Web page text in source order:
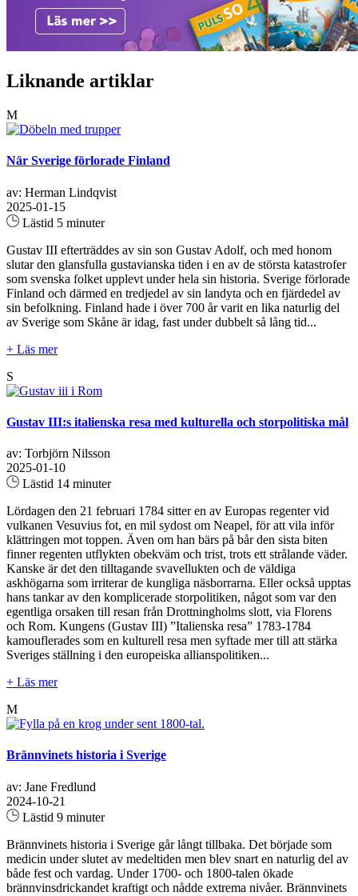
Liknande artiklar
M
När Sverige förlorade Finland
av: Herman Lindqvist
2025-01-15
Lästid 5 minuter
Gustav III efterträddes av sin son Gustav Adolf, och med honom
slutar den glansfulla gustavianska tiden i en av de största katastrofer
som svenska folket upplevt under hela sin historia. Sverige förlorade
Finland och därmed en tredjedel av sin landyta och en fjärdedel av
sin befolkning. Finland hade i över 700 år varit en lika naturlig del
av Sverige som Skåne är idag, fast under dubbelt så lång tid...
+ Läs mer
S
Gustav III:s italienska resa med kulturella och storpolitiska mål
av: Torbjörn Nilsson
2025-01-10
Lästid 14 minuter
Lördagen den 21 februari 1784 sitter en av Europas regenter vid
vulkanen Vesuvius fot, en mil sydost om Neapel, för att vila inför
klättringen mot toppen. Även om han bärs på bår den sista biten
finner regenten utflykten obekväm och trist, trots ett strålande väder.
Kanske är det den tilltagande svavellukten och de väldiga
askhögarna som irriterar de kungliga näsborrarna. Eller också upptas
hans tankar av den komplicerade storpolitiken, något som var den
egentliga orsaken till resan från Drottningholms slott, via Florens
och Rom. Kungens (Gustav III) ”Italienska resa” 1783-1784
kamouflerades som en kulturell resa men syftade mer till att stärka
Sveriges ställning i den europeiska allianspolitiken...
+ Läs mer
M
Brännvinets historia i Sverige
av: Jane Fredlund
2024-10-21
Lästid 9 minuter
Brännvinets historia i Sverige går långt tillbaka. Det började som
medicin under slutet av medeltiden men blev snart en naturlig del av
både fest och vardag. Under 1700- och 1800-talen ökade
brännvinsdrickandet kraftigt och nådde extrema nivåer. Brännvinets